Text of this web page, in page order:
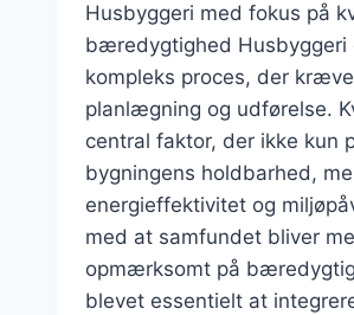
Husbyggeri med fokus på
bæredygtighed Husbyggeri
kompleks proces, der
planlægning og udførelse.
central faktor, der ikke kun
bygningens holdbarhed,
energieffektivitet og
med at samfundet bliver
opmærksomt på
blevet essentielt at